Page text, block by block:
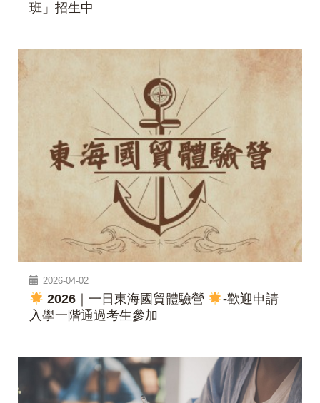
班」招生中
2026-04-02
2026｜一日東海國貿體驗營
-歡迎申請
入學一階通過考生參加